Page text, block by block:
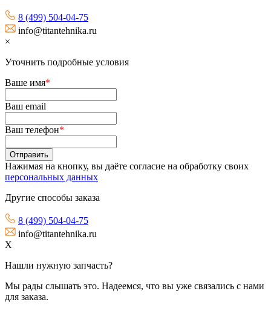
8 (499) 504-04-75
info@titantehnika.ru
×
Уточнить подробные условия
Ваше имя*
Ваш email
Ваш телефон*
Нажимая на кнопку, вы даёте согласие на обработку своих
персональных данных
Другие способы заказа
8 (499) 504-04-75
info@titantehnika.ru
X
Нашли нужную запчасть?
Мы рады слышать это. Надеемся, что вы уже связались с нами
для заказа.